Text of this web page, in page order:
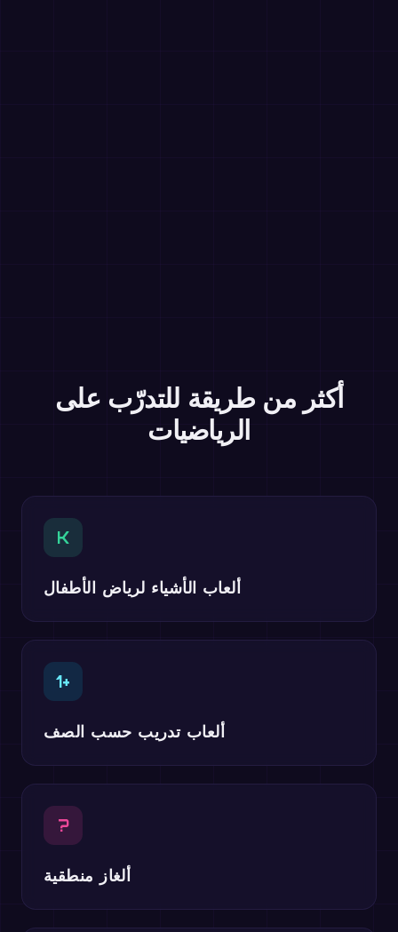
أكثر من طريقة للتدرّب على
الرياضيات
K
ألعاب الأشياء لرياض الأطفال
1+
ألعاب تدريب حسب الصف
?
ألغاز منطقية